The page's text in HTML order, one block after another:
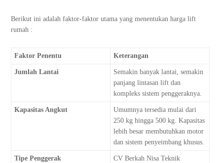
Berikut ini adalah faktor-faktor utama yang menentukan harga lift
rumah :
Faktor Penentu Keterangan
Jumlah Lantai
Semakin banyak lantai, semakin
panjang lintasan lift dan
kompleks sistem penggeraknya.
Kapasitas Angkut
Umumnya tersedia mulai dari
250 kg hingga 500 kg. Kapasitas
lebih besar membutuhkan motor
dan sistem penyeimbang khusus.
Tipe Penggerak
CV Berkah Nisa Teknik